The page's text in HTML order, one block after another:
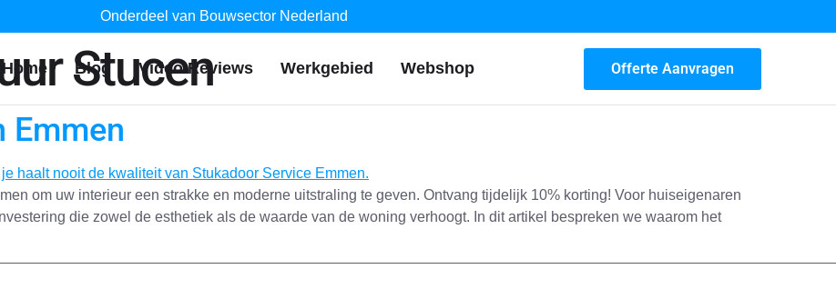
Onderdeel van Bouwsector Nederland
Home Blog Video Reviews Werkgebied Webshop Offerte Aanvragen
Stucen
Emmen
om uw interieur een strakke en moderne uitstraling te geven. Ontvang tijdelijk 10% korting! Voor huiseigenaren
die zowel de esthetiek als de waarde van de woning verhoogt. In dit artikel bespreken we waarom het